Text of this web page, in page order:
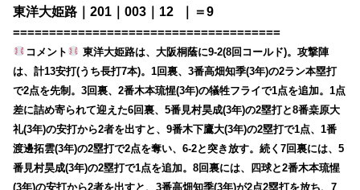
東洋大姫路｜201｜003｜12
｜＝9
=====================================
コメント
東洋大姫路は、大阪桐蔭に9-2(8回コールド)。攻撃陣
は、計13安打(うち長打7本)。1回裏、3番高畑知季(3年)の2ラン本塁打
で2点を先制。3回裏、2番木本琉惺(3年)の犠牲フライで1点を追加。1点
差に詰め寄られて迎えた6回裏、5番見村昊成(3年)の2塁打と8番桒原大
礼(3年)の安打から2者を出すと、9番木下鷹大(3年)の2塁打で1点、1番
渡邊拓雲(3年)の2塁打で2点を奪い、6-2と突き放す。続く7回裏には、5
番見村昊成(3年)の2塁打で1点を追加。8回裏には、四球と2番木本琉惺
(3年)の安打から2者を出すと、3番高畑知季(3年)が2点2塁打を放ち、7